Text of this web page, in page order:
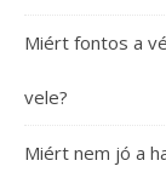
Miért fontos a
vele?
Miért nem jó a